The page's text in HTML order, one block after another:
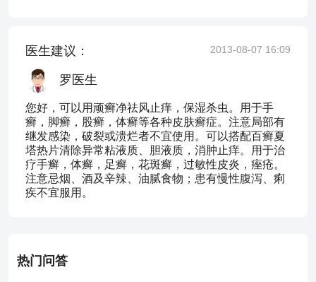
医生建议： 2013-08-07 16:09
罗医生
您好，可以用顽癣净祛风止痒，保湿杀虫。用于手
癣，脚癣，股癣，体癣等各种皮肤癣症。注意局部有
继发感染，破裂或溃烂者不宜使用。可以搭配百癣夏
塔热片清除异常粘液质、胆液质，消肿止痒。用于治
疗手癣，体癣，足癣，花斑癣，过敏性皮炎，痤疮。
注意忌烟、酒及辛辣、油腻食物；患有慢性腹泻、痢
疾不宜服用。
热门问答